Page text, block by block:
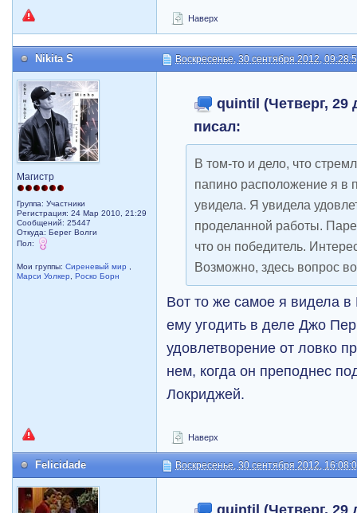
Наверх
Nikita S Воскресенье, 30 сентября 2012,
Магистр
Группа: Участники
Регистрация: 24 Мар 2010, 21:29
Сообщений: 25447
Откуда: Берег Волги
Пол:
Мои группы:Сиреневый мир
Марси Уолкер
,Роско Борн
quintil (Четверг, 29
писал:
В том-то и дело, что
папино расположение я в
увидела. Я увидела
проделанной работы.
что он победитель.
Возможно, здесь вопрос
Вот то же самое я видела
ему угодить в деле Джо
удовлетворение от ловко
нем, когда он преподнес
Локриджей.
Наверх
Felicidade Воскресенье, 30 сентября 2012,
quintil (Четверг, 29